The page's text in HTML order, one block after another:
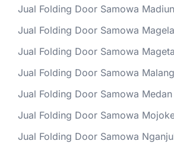
Jual Folding Door Samowa Madiun
Jual Folding Door Samowa
Jual Folding Door Samowa
Jual Folding Door Samowa Malang
Jual Folding Door Samowa Medan
Jual Folding Door Samowa
Jual Folding Door Samowa